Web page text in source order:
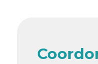
inter-
entreprises